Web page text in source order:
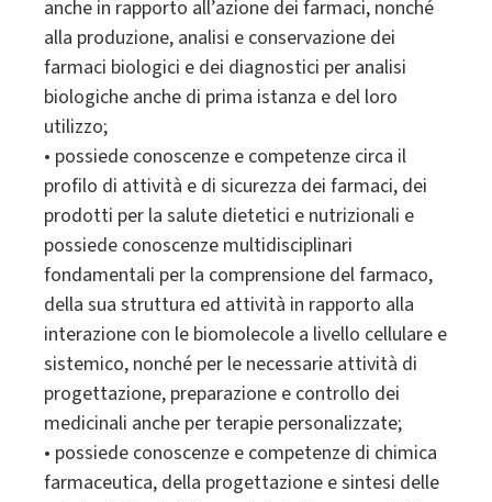
anche in rapporto all’azione dei farmaci, nonché
alla produzione, analisi e conservazione dei
farmaci biologici e dei diagnostici per analisi
biologiche anche di prima istanza e del loro
utilizzo;
• possiede conoscenze e competenze circa il
profilo di attività e di sicurezza dei farmaci, dei
prodotti per la salute dietetici e nutrizionali e
possiede conoscenze multidisciplinari
fondamentali per la comprensione del farmaco,
della sua struttura ed attività in rapporto alla
interazione con le biomolecole a livello cellulare e
sistemico, nonché per le necessarie attività di
progettazione, preparazione e controllo dei
medicinali anche per terapie personalizzate;
• possiede conoscenze e competenze di chimica
farmaceutica, della progettazione e sintesi delle